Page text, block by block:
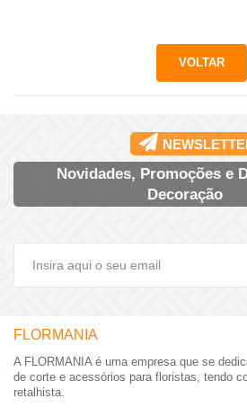
Novidades, Promoções e
Decoração
FLORMANIA
A FLORMANIA é uma empresa que se
de corte e acessórios para floristas, tendo
retalhista.